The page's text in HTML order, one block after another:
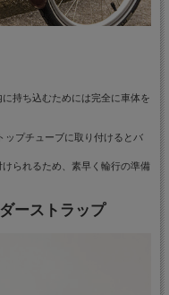
持ち込むためには完全に車体を
ップチューブに取り付けるとバ
られるため、素早く輪行の準備
ーストラップ